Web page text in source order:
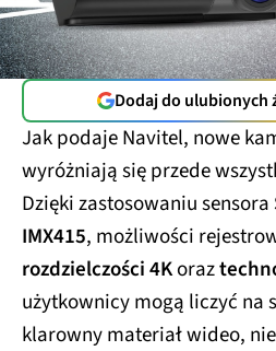
Dodaj do ulubionych
Jak podaje Navitel, nowe
wyróżniają się przede
Dzięki zastosowaniu sensora
IMX415, możliwości
rozdzielczości 4Koraz
użytkownicy mogą liczyć na
klarowny materiał wideo,